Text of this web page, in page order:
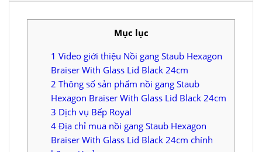
Mục lục
1 Video giới thiệu Nồi gang Staub Hexagon
Braiser With Glass Lid Black 24cm
2 Thông số sản phẩm nồi gang Staub
Hexagon Braiser With Glass Lid Black 24cm
3 Dịch vụ Bếp Royal
4 Địa chỉ mua nồi gang Staub Hexagon
Braiser With Glass Lid Black 24cm chính